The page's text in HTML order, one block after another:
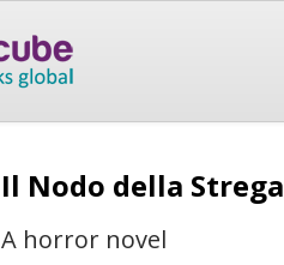
Il Nodo della Strega
A horror novel